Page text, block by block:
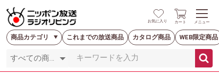
お気に入り カート メニュー
商品カテゴリ これまでの放送商品 カタログ商品 WEB限定商品